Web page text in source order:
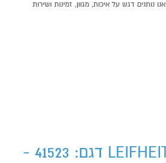
מוט טלסקופי אוניברסלי 145-400 ס"מ מבית LEIFHEIT קונים אונליין בקטגוריית מוצרי ניקיון במחלקת אביזרי אמבט וכביסה בP1000 - אתר קניות ישראלי בטוח, משתלם ונוח המציע מוצרים מומלצים במבצע. ב-P1000 אנו נותנים דגש על איכות, מגוון, זמינות ושירות
מוט טלסקופי אוניברסלי 145-400 ס"מ מבית LEIFHEITמוט טלסקופי אוניברסלי 145-400 ס"מ מבית LEIFHEIT דגם: 41523 -